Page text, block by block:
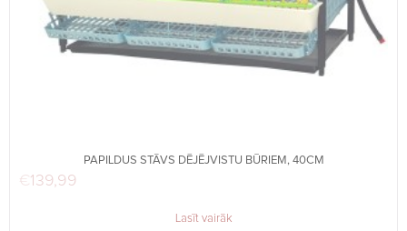
PAPILDUS STĀVS DĒJĒJVISTU BŪRIEM, 40CM
€139,99
Lasīt vairāk